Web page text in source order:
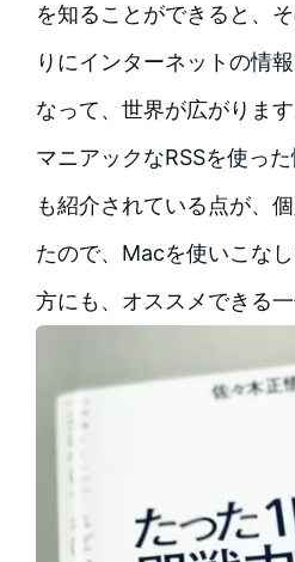
を知ることができると、
りにインターネットの情
なって、世界が広がります
マニアックなRSSを使っ
も紹介されている点が、
たので、Macを使いこな
方にも、オススメできる一